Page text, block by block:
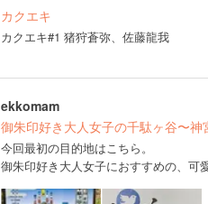
カクエキ
カクエキ#1 猪狩蒼弥、佐藤龍我
ekkomam
御朱印好き大人女子の千駄ヶ谷〜
今回最初の目的地はこちら。
御朱印好き大人女子におすすめの、可